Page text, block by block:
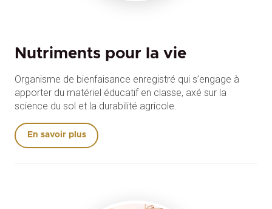
Nutriments pour la vie
Organisme de bienfaisance enregistré qui s’engage à
apporter du matériel éducatif en classe, axé sur la
science du sol et la durabilité agricole.
En savoir plus